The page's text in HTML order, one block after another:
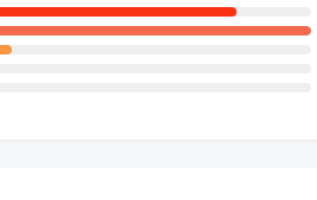
評論
評論
評論
評論
評論